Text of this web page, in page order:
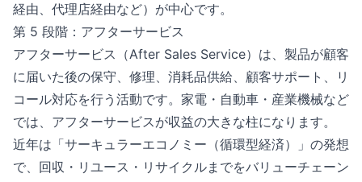
経由、代理店経由など）が中心です。
第 5 段階：アフターサービス
アフターサービス（After Sales Service）は、製品が顧客
に届いた後の保守、修理、消耗品供給、顧客サポート、リ
コール対応を行う活動です。家電・自動車・産業機械など
では、アフターサービスが収益の大きな柱になります。
近年は「サーキュラーエコノミー（循環型経済）」の発想
で、回収・リユース・リサイクルまでをバリューチェーン